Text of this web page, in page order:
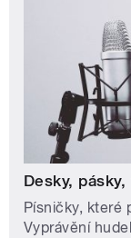
Desky,
Písničky, které
Vyprávění